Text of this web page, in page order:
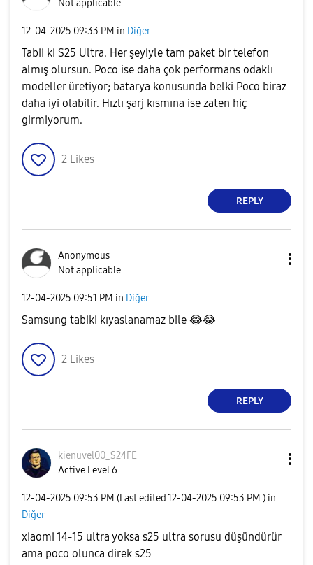
Not applicable
‎12-04-2025 09:33 PM in Diğer
Tabii ki S25 Ultra. Her şeyiyle tam paket bir telefon
almış olursun. Poco ise daha çok performans odaklı
modeller üretiyor; batarya konusunda belki Poco biraz
daha iyi olabilir. Hızlı şarj kısmına ise zaten hiç
girmiyorum.
2 Likes
REPLY
Anonymous
Not applicable
‎12-04-2025 09:51 PM in Diğer
Samsung tabiki kıyaslanamaz bile 😂😂
2 Likes
REPLY
kienuvel00_S24FE
Active Level 6
‎12-04-2025 09:53 PM (Last edited ‎12-04-2025 09:53 PM ) in
Diğer
xiaomi 14-15 ultra yoksa s25 ultra sorusu düşündürür
ama poco olunca direk s25